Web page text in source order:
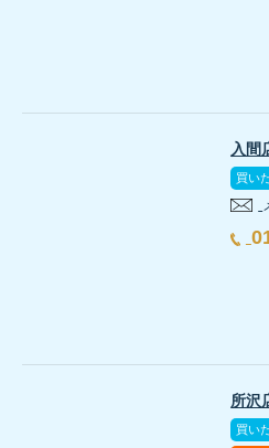
不動産売却の基礎知
【不動産売却】
いかがでしたでしょうか。今回は
STEP5:買主と売買契約を締結
いかがでしたでしょうか。今回は
・「訪問査定」→時間がかかっ
・「シミュレーター査定」→
入間
買い
所沢
買い